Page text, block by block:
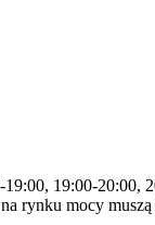
19:00-20:00,
rynku mocy